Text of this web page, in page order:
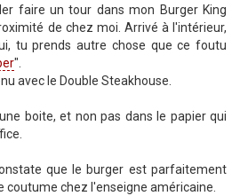
faire un tour dans mon Burger King
de chez moi. Arrivé à l'intérieur,
tu prends autre chose que ce foutu
".
avec le Double Steakhouse.
boite, et non pas dans le papier qui
que le burger est parfaitement
coutume chez l'enseigne américaine.